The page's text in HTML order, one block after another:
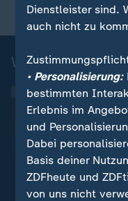
Weitere
Dienstleister sind.
auch nicht zu
• Personalisierung:
bestimmten
Erlebnis im
und
Dabei
Basis deiner
ZDFheute und
von uns nicht